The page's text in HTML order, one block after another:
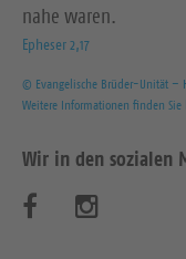
nahe waren.
Epheser 2,17
© Evangelische Brüder-Unität –
Weitere Informationen finden Sie
Wir in den sozialen